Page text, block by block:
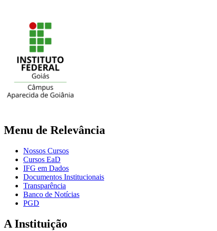
Menu de Relevância
Nossos Cursos
Cursos EaD
IFG em Dados
Documentos Institucionais
Transparência
Banco de Notícias
PGD
A Instituição